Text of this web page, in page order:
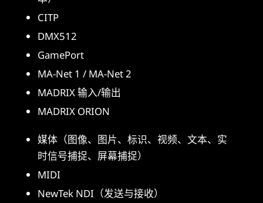
CITP
DMX512
GamePort
MA-Net 1 / MA-Net 2
MADRIX 输入/输出
MADRIX ORION
媒体（图像、图片、标识、视频、文本、实
时信号捕捉、屏幕捕捉）
MIDI
NewTek NDI（发送与接收）